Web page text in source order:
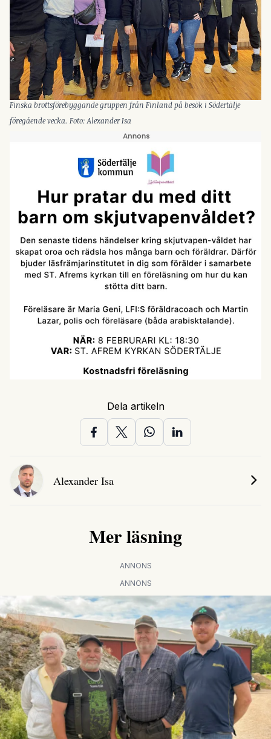
Finska brottsförebyggande gruppen från Finland på besök i Södertälje
föregående vecka. Foto: Alexander Isa
Dela artikeln
Alexander Isa
Mer läsning
ANNONS
ANNONS